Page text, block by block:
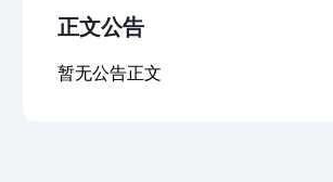
正文公告
暂无公告正文